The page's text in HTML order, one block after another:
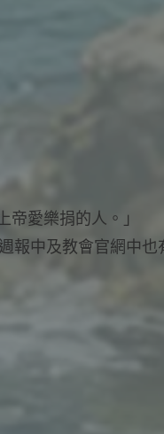
愛樂捐的人。」
報中及教會官網中也